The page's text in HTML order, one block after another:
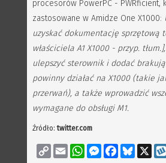
procesorów PowerPC - PWRficient,
zastosowane w Amidze One X1000:
uzyskać dokumentację sprzętową
właściciela A1 X1000 - przyp.
ulepszyć sterownik i dodać
powinny działać na X1000 (takie
przerwań), a także wprowadzić
wymagane do obsługi M1.
Źródło:twitter.com
Copy
Link
Email WhatsAppMessenger
FacebookBluesky